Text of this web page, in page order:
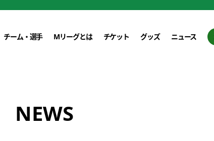
チーム・選手 Mリーグとは チケット グッズ ニュース
NEWS